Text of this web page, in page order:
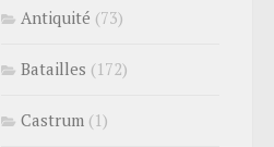
Antiquité (73)
Batailles (172)
Castrum (1)